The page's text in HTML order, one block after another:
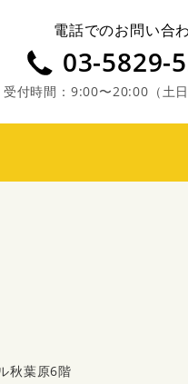
電話でのお問い合
03-5829-
受付時間：9:00〜20:00（土日
秋葉原6階